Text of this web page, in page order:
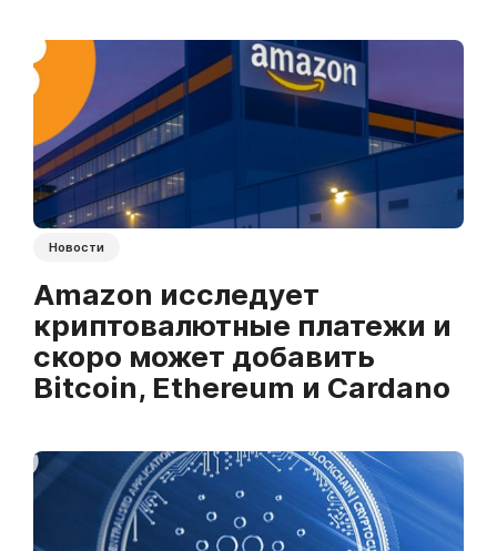
Новости
Amazon исследует
криптовалютные платежи и
скоро может добавить
Bitcoin, Ethereum и Cardano